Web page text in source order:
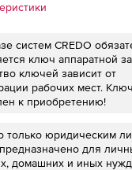
систем CREDO
ключ аппаратной
ключей зависит от
рабочих мест. Ключ
к приобретению!
только юридическим
для
домашних и иных